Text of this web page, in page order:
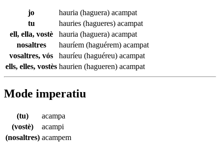
jo hauria (haguera) acampat
tu
hauries (hagueres) acampat
ell, ella, vostè
hauria (haguera) acampat
nosaltres
hauríem (haguérem) acampat
vosaltres, vós
hauríeu (haguéreu) acampat
ells, elles, vostès haurien (hagueren) acampat
Mode imperatiu
(tu)
acampa
(vostè)
acampi
(nosaltres) acampem